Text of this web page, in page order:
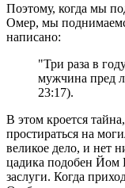
Поэтому, когда мы
Омер, мы
написано:
"Три раза в
мужчина пред
23:17).
В этом кроется
простираться на
великое дело, и нет
цадика подобен Йом
заслуги. Когда